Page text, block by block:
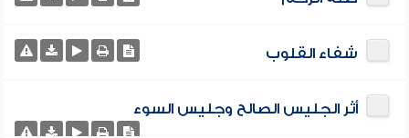
شفاء القلوب
أثر الجليس الصالح وجليس السوء